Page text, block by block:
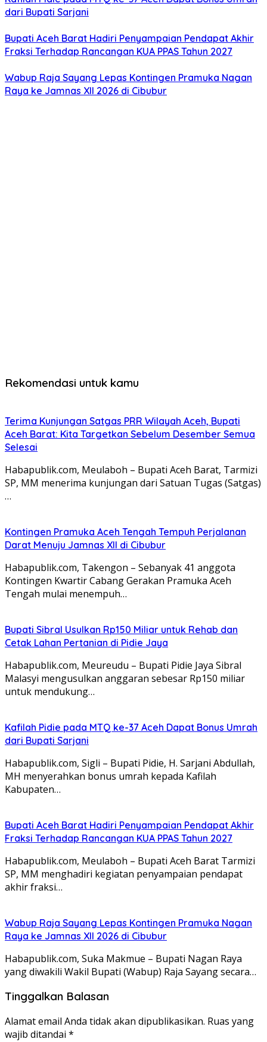
dari Bupati Sarjani
Bupati Aceh Barat Hadiri Penyampaian Pendapat Akhir
Fraksi Terhadap Rancangan KUA PPAS Tahun 2027
Wabup Raja Sayang Lepas Kontingen Pramuka Nagan
Raya ke Jamnas XII 2026 di Cibubur
Rekomendasi untuk kamu
Terima Kunjungan Satgas PRR Wilayah Aceh, Bupati
Aceh Barat: Kita Targetkan Sebelum Desember Semua
Selesai
Habapublik.com, Meulaboh – Bupati Aceh Barat, Tarmizi
SP, MM menerima kunjungan dari Satuan Tugas (Satgas)
…
Kontingen Pramuka Aceh Tengah Tempuh Perjalanan
Darat Menuju Jamnas XII di Cibubur
Habapublik.com, Takengon – Sebanyak 41 anggota
Kontingen Kwartir Cabang Gerakan Pramuka Aceh
Tengah mulai menempuh…
Bupati Sibral Usulkan Rp150 Miliar untuk Rehab dan
Cetak Lahan Pertanian di Pidie Jaya
Habapublik.com, Meureudu – Bupati Pidie Jaya Sibral
Malasyi mengusulkan anggaran sebesar Rp150 miliar
untuk mendukung…
Kafilah Pidie pada MTQ ke-37 Aceh Dapat Bonus Umrah
dari Bupati Sarjani
Habapublik.com, Sigli – Bupati Pidie, H. Sarjani Abdullah,
MH menyerahkan bonus umrah kepada Kafilah
Kabupaten…
Bupati Aceh Barat Hadiri Penyampaian Pendapat Akhir
Fraksi Terhadap Rancangan KUA PPAS Tahun 2027
Habapublik.com, Meulaboh – Bupati Aceh Barat Tarmizi
SP, MM menghadiri kegiatan penyampaian pendapat
akhir fraksi…
Wabup Raja Sayang Lepas Kontingen Pramuka Nagan
Raya ke Jamnas XII 2026 di Cibubur
Habapublik.com, Suka Makmue – Bupati Nagan Raya
yang diwakili Wakil Bupati (Wabup) Raja Sayang secara…
Tinggalkan Balasan
Alamat email Anda tidak akan dipublikasikan. Ruas yang
wajib ditandai *